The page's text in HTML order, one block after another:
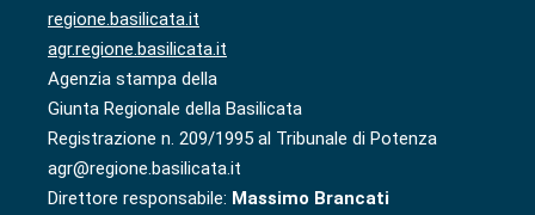
regione.basilicata.it
agr.regione.basilicata.it
Agenzia stampa della
Giunta Regionale della Basilicata
Registrazione n. 209/1995 al Tribunale di Potenza
agr@regione.basilicata.it
Direttore responsabile: Massimo Brancati